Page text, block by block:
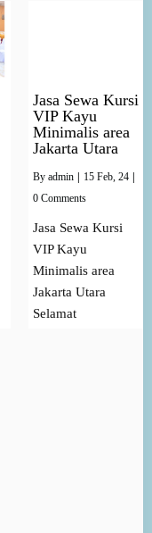
Jasa Sewa Kursi
VIP Kayu
Minimalis area
Jakarta Utara
By admin 15 Feb, 24
0 Comments
Jasa Sewa Kursi
VIP Kayu
Minimalis area
Jakarta Utara
Selamat